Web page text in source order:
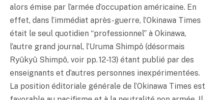
alors émise par l’armée d’occupation américaine. En
effet, dans l’immédiat après-guerre, l’Okinawa Times
était le seul quotidien “professionnel” à Okinawa,
l’autre grand journal, l’Uruma Shimpô (désormais
Ryûkyû Shimpô, voir pp. 12-13) étant publié par des
enseignants et d’autres personnes inexpérimentées.
La position éditoriale générale de l’Okinawa Times est